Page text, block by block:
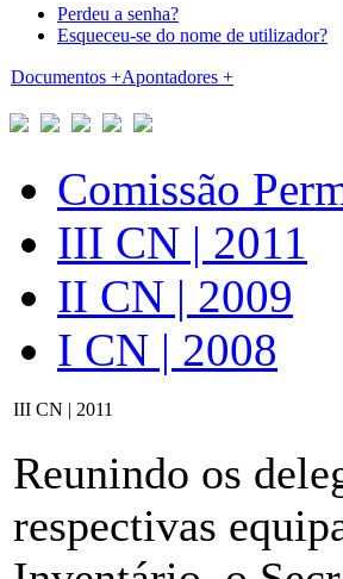
Perdeu a senha?
Esqueceu-se do nome de utilizador?
Documentos +Apontadores +
Comissão
III CN | 2011
II CN | 2009
I CN | 2008
III CN | 2011
Reunindo os
respectivas